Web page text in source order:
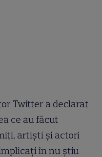
Twitter a declarat
ce au făcut
artiști și actori
în nu știu